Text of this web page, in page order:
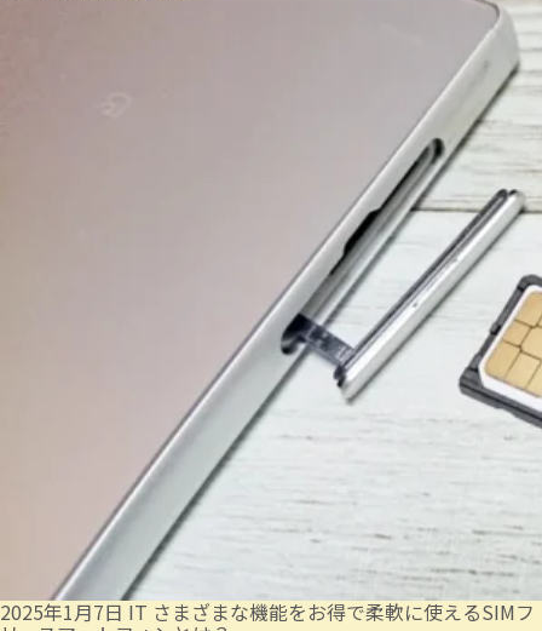
2025年1月7日 IT さまざまな機能をお得で柔軟に使えるSIMフ